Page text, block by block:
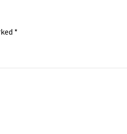
*